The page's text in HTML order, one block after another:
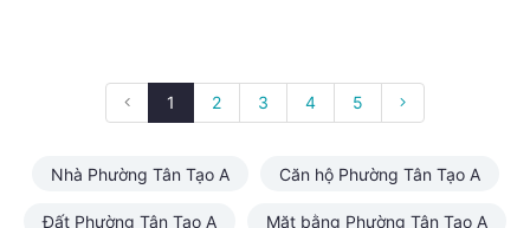
1 2 3 4 5
Nhà Phường Tân Tạo A Căn hộ Phường Tân Tạo A
Đất Phường Tân Tạo A Mặt bằng Phường Tân Tạo A